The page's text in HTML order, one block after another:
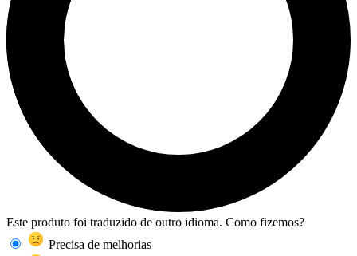
Este produto foi traduzido de outro idioma. Como fizemos?
Precisa de melhorias